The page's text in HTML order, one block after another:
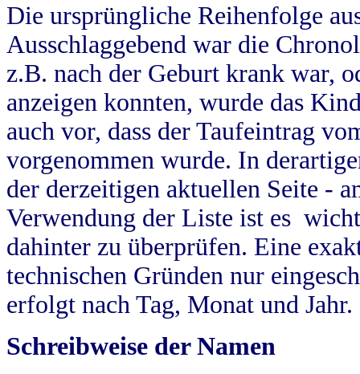
Die ursprüngliche Reihenfolge
Ausschlaggebend war die
z.B. nach der Geburt krank war,
anzeigen konnten, wurde das
auch vor, dass der Taufeintrag
vorgenommen wurde. In
der derzeitigen aktuellen Seite -
Verwendung der Liste ist es
dahinter zu überprüfen. Eine
technischen Gründen nur
erfolgt nach Tag, Monat und Jahr.
Schreibweise der Namen